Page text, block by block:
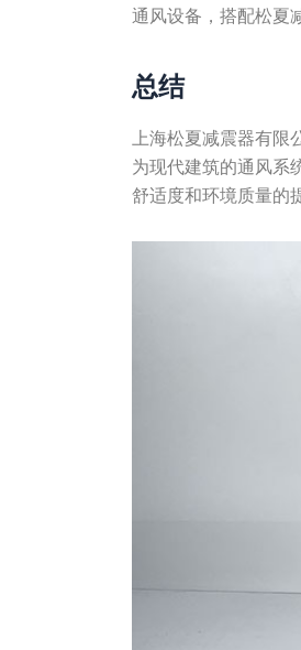
通风设备，搭配松夏
总结
上海松夏减震器有
为现代建筑的通风系
舒适度和环境质量的